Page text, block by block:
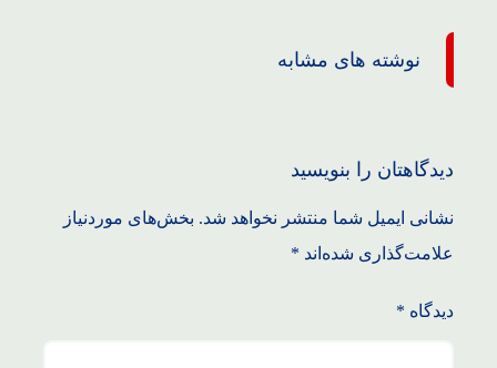
نوشته های مشابه
دیدگاهتان را بنویسید
نشانی ایمیل شما منتشر نخواهد شد. بخش‌های موردنیاز
علامت‌گذاری شده‌اند *
دیدگاه *